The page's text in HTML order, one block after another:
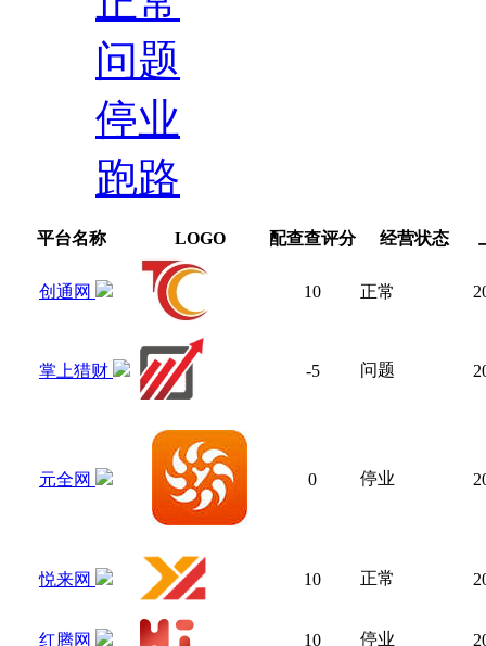
问题
停业
跑路
平台名称 LOGO 配查查评分 经营状态
创通网 10 正常
掌上猎财 -5 问题
元全网 0 停业
悦来网 10 正常
红腾网 10 停业